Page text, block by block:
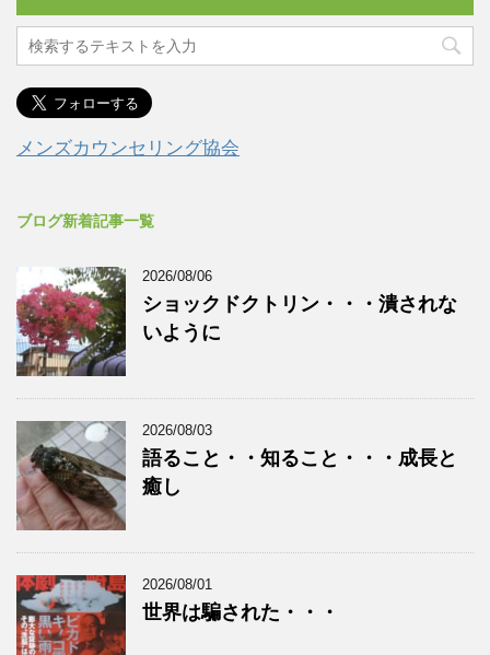
メンズカウンセリング協会
ブログ新着記事一覧
2026/08/06
ショックドクトリン・・・潰されな
いように
2026/08/03
語ること・・知ること・・・成長と
癒し
2026/08/01
世界は騙された・・・